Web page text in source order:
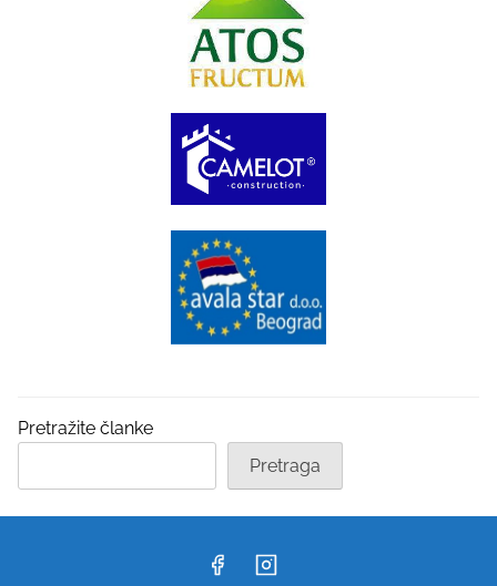
Pretražite članke
Pretraga